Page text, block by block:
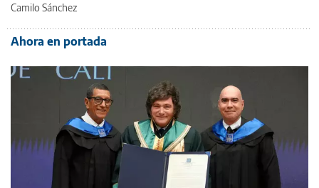
Camilo Sánchez
Ahora en portada